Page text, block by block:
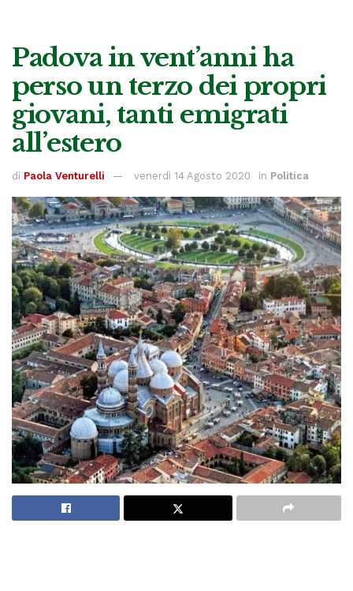
Padova in vent’anni ha
perso un terzo dei propri
giovani, tanti emigrati
all’estero
di Paola Venturelli venerdì 14 Agosto 2020 in Politica